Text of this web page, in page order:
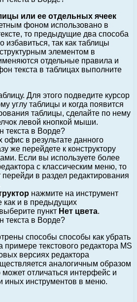
или ее отдельных ячеек
фоном использовано в
то предыдущие два способа
избавиться, так как таблицы
элементом в
отдельные правила и
текста в таблицах выполните
Для этого подведите курсор
углу таблицы и когда появится
таблицы, сделайте по нему
левой кнопкой мыши.
офис в результате данного
же перейдете к конструктору
Если вы используете более
с классическим меню, то
в раздел редактирования
нажмите на инструмент
как и в предыдущих
пункт Нет цвета.
способы способы как убрать
текстового редактора MS
версиях редактора
аналогичным образом
может отличаться интерфейс и
иных инструментов в меню.